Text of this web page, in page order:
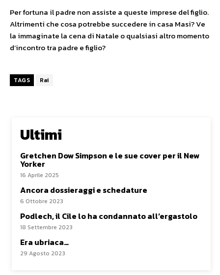
Per fortuna il padre non assiste a queste imprese del figlio.
Altrimenti che cosa potrebbe succedere in casa Masi? Ve
la immaginate la cena di Natale o qualsiasi altro momento
d’incontro tra padre e figlio?
TAGS Rai
Ultimi
Gretchen Dow Simpson e le sue cover per il New
Yorker
16 Aprile 2025
Ancora dossieraggi e schedature
6 Ottobre 2023
Podlech, il Cile lo ha condannato all’ergastolo
18 Settembre 2023
Era ubriaca…
29 Agosto 2023